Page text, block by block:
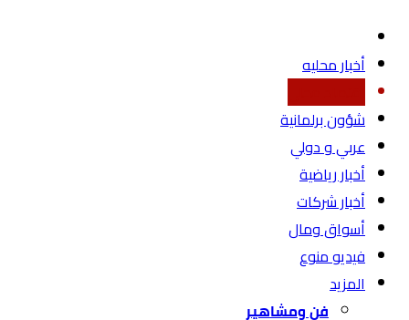
أخبار محليه
شؤون برلمانية
عربي و دولي
أخبار رياضية
أخبار شركات
أسواق ومال
فيديو منوع
المزيد
فن ومشاهير